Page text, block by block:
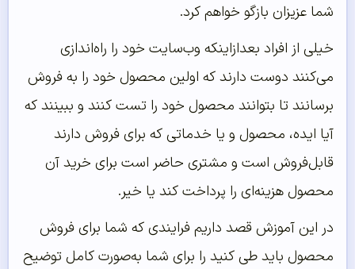
شما عزیزان بازگو خواهم کرد.
خیلی از افراد بعدازاینکه وب‌سایت خود را راه‌اندازی
می‌کنند دوست دارند که اولین محصول خود را به فروش
برسانند تا بتوانند محصول خود را تست کنند و ببینند که
آیا ایده، محصول و یا خدماتی که برای فروش دارند
قابل‌فروش است و مشتری حاضر است برای خرید آن
محصول هزینه‌ای را پرداخت کند یا خیر.
در این آموزش قصد داریم فرایندی که شما برای فروش
محصول باید طی کنید را برای شما به‌صورت کامل توضیح